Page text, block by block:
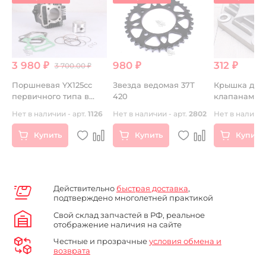
3 980 ₽ 3 700.00 ₽
Поршневая YX125cc
первичного типа в
Нет в наличии - арт. 1126
Купить
980 ₽
Звезда ведомая 37Т
420
Нет в наличии - арт. 2802
Купить
312 ₽
Крышка
клапанам
Нет в
Купить
Действительно быстрая доставка,
подтверждено многолетней практикой
Свой склад запчастей в РФ, реальное
отображение наличия на сайте
Честные и прозрачныеусловия обмена и
возврата